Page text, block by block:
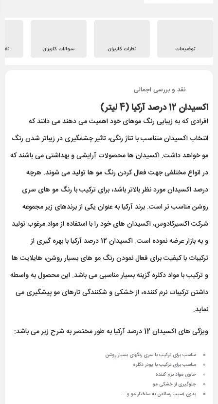
توضیحات نظرات کاربران سوالات کاربران
نقد و بررسی اجمالی
اکسیدان 12 درصد آرکیا (4 لیتر)
افرادی که به زیبایی رنگ موهای خود اهمیت می دهند می دانند که
انتخاب اکسیدان متناسب با تناژ رنگی، تاثیر چشمگیری در زیباتر شدن رنگ
مو خواهد داشت. اکسیدان ها محصولات آرایشی و بهداشتی می باشند که
در انواع مختلفی جهت فعال کردن رنگ مو ها تولید می شوند. هرچه
درصد اکسیدان مورد نظر بالاتر باشد، برای ترکیب با رنگ مو های سری
روشن مناسب تر است. برند آرکیا به عنوان یکی از برندهای زیر مجموعه
شرکت اکسیرکادوس، اکسیدان های خود را با استفاده از مواد مرغوب تولید
و به بازار عرضه نموده است. اکسیدان 12 درصد آرکیا با بهره گیری از
ترکیبات با کیفیت برای فعال نمودن رنگ مو های بسیار روشن، هایلایت ها
و ترکیب با مواد دکلره گزینه بسیار مناسبی می باشد. این محصول به واسطه
داشتن ترکیبات نرم کننده، از خشکی و شکنندگی تارهای مو پیشگیری می
نماید.
ویژگی های اکسیدان 12 درصد آرکیا به طور مختصر به شرح زیر می باشد:
مناسب برای ترکیب با سری رنگهای بسیار روشن
مناسب برای ترکیب با پودر دکلره
حاوی مواد نرم کننده
جلوگیری از خشکی مو
بدون آسیب رساندن به ساختار مو و …